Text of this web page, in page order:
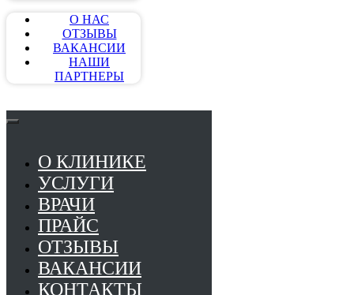
О НАС
ОТЗЫВЫ
ВАКАНСИИ
НАШИ
ПАРТНЕРЫ
О КЛИНИКЕ
УСЛУГИ
ВРАЧИ
ПРАЙС
ОТЗЫВЫ
ВАКАНСИИ
КОНТАКТЫ